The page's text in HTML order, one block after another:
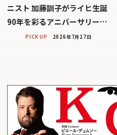
ニスト 加藤訓子がライヒ生誕
90年を彩るアニバーサリー…
PICK UP 2026年7月27日